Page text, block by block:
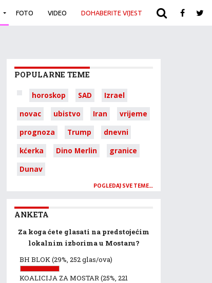
FOTO VIDEO DOHABERITE VIJEST ARHIVA
POPULARNE TEME
horoskop SAD
Izrael
novac
ubistvo Iran
vrijeme
prognoza
Trump
dnevni
kćerka
Dino Merlin
granice
Dunav
POGLEDAJ SVE TEME…
ANKETA
Za koga ćete glasati na predstojećim
lokalnim izborima u Mostaru?
BH BLOK(29%, 252 glas/ova)
KOALICIJA ZA MOSTAR(25%, 221